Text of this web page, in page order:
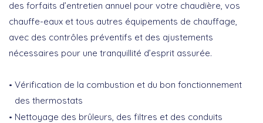
des forfaits d’entretien annuel pour votre chaudière, vos
chauffe-eaux et tous autres équipements de chauffage,
avec des contrôles préventifs et des ajustements
nécessaires pour une tranquillité d’esprit assurée.
Vérification de la combustion et du bon fonctionnement
des thermostats
Nettoyage des brûleurs, des filtres et des conduits